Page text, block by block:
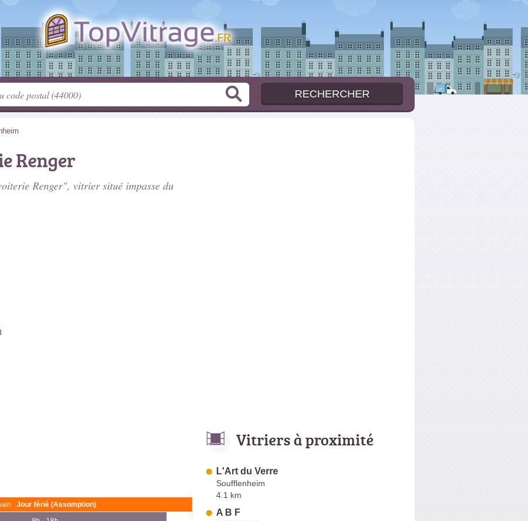
Renger
Renger", vitrier situé impasse du
: Jour férié (Assomption)
Vitriers à proximité
L'Art du Verre
Soufflenheim
4.1 km
A B F